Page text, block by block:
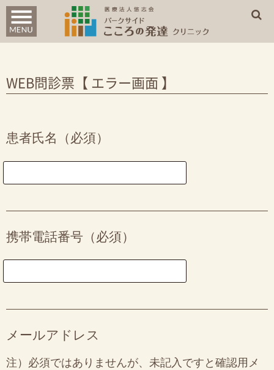
はじめての方へ
WEB問診票【 エラー画面 】
患者氏名（必須）
携帯電話番号（必須）
メールアドレス
注）必須ではありませんが、未記入ですと確認用メ